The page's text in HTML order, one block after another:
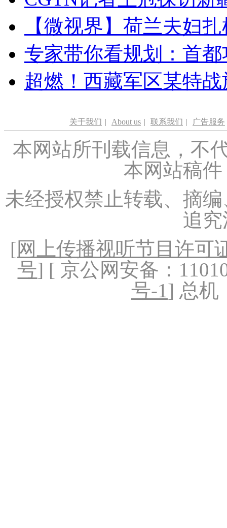
【微视界】荷兰夫妇
专家带你看规划：首
超燃！西藏军区某特
关于我们 | About us | 联系我们 | 广告服务
本网站所刊载信息，不
本网站稿
未经授权禁止转载、摘
追
[网上传播视听节目许可
号] [ 京公网安备：
号-1] 总机